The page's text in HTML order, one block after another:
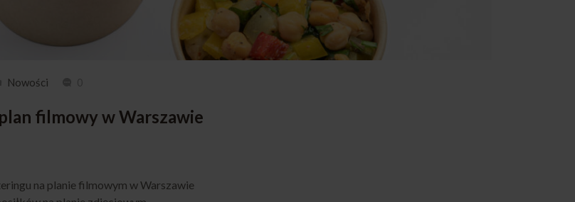
Nowości
filmowy w Warszawie
na planie filmowym w Warszawie